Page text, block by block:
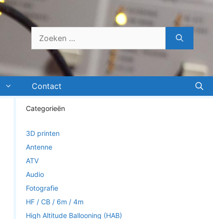
Zoek
naar:
Contact
Categorieën
3D printen
Antenne
ATV
Audio
Fotografie
HF / CB / 6m / 4m
High Altitude Ballooning (HAB)